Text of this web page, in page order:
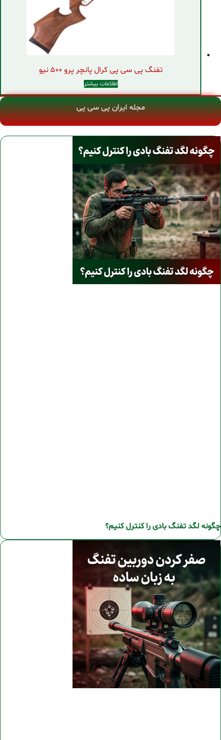
تفنگ پی سی پی کرال پانچر پرو ۵۰۰ نیو
اطلاعات بیشتر
مجله ایران پی سی پی
چگونه لگد تفنگ بادی را کنترل کنیم؟